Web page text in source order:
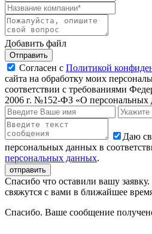
Добавить файл
Отправить
Согласен с Политикой
сайта на обработку моих
соответствии с требованиями
2006 г. №152-ФЗ «О персональных
Даю
персональных данных в
персональных данных.
Спасибо что оставили вашу
свяжутся с вами в ближайшее
Спасибо. Ваше сообщение